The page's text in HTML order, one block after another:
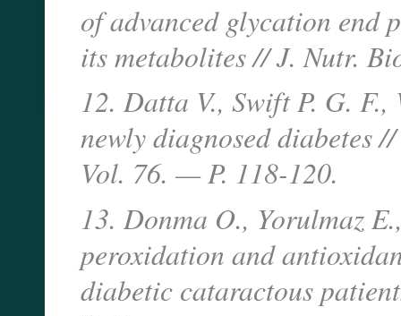
of advanced glycation end
its metabolites // J. Nutr.
12. Datta V., Swift P. G.
newly diagnosed diabetes
Vol. 76. — P. 118-120.
13. Donma O., Yorulmaz
peroxidation and
diabetic cataractous